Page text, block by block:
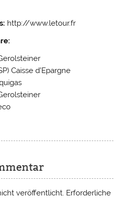
http://www.letour.fr
Caisse d’Epargne
veröffentlicht. Erforderliche